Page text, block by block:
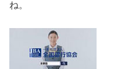
ね。